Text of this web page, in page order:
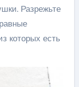
Разрежьте
которых есть